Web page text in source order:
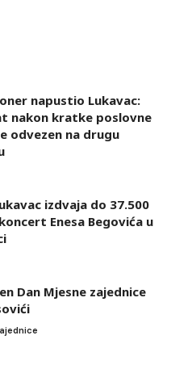
napustio Lukavac:
nakon kratke poslovne
odvezen na drugu
izdvaja do 37.500
Enesa Begovića u
Dan Mjesne zajednice